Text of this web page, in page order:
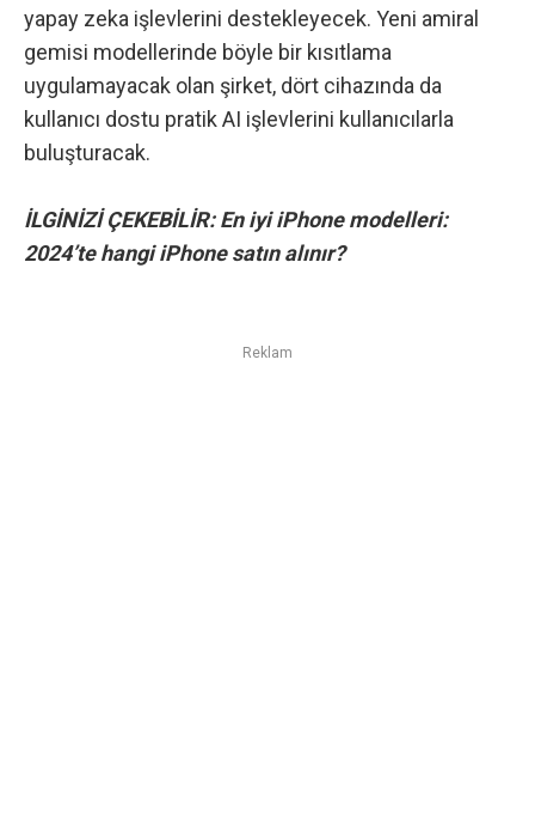
yapay zeka işlevlerini destekleyecek. Yeni amiral
gemisi modellerinde böyle bir kısıtlama
uygulamayacak olan şirket, dört cihazında da
kullanıcı dostu pratik AI işlevlerini kullanıcılarla
buluşturacak.
İLGİNİZİ ÇEKEBİLİR:En iyi iPhone modelleri:
2024’te hangi iPhone satın alınır?
Reklam